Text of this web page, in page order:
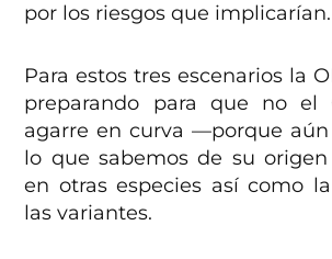
por los riesgos que implicarían.
Para estos tres escenarios la
preparando para que no el
agarre en curva —porque
lo que sabemos de su
en otras especies así como
las variantes.